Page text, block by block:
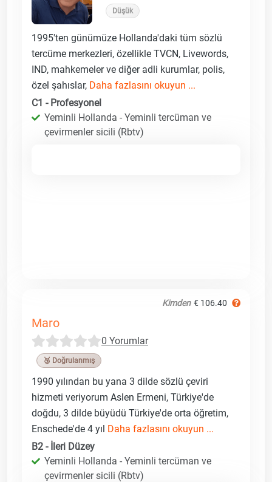
Düşük
1995'ten günümüze Hollanda'daki tüm sözlü
tercüme merkezleri, özellikle TVCN, Livewords,
IND, mahkemeler ve diğer adli kurumlar, polis,
özel şahıslar, Daha fazlasını okuyun ...
C1 - Profesyonel
Yeminli Hollanda - Yeminli tercüman ve
çevirmenler sicili (Rbtv)
Kimden € 106.40
Maro
0 Yorumlar
🥉 Doğrulanmış
1990 yılından bu yana 3 dilde sözlü çeviri
hizmeti veriyorum Aslen Ermeni, Türkiye'de
doğdu, 3 dilde büyüdü Türkiye'de orta öğretim,
Enschede'de 4 yıl Daha fazlasını okuyun ...
B2 - İleri Düzey
Yeminli Hollanda - Yeminli tercüman ve
çevirmenler sicili (Rbtv)